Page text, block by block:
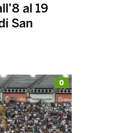
al 19
San
0